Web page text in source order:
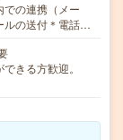
での連携（メー
ルの送付＊電話…
きる方歓迎。